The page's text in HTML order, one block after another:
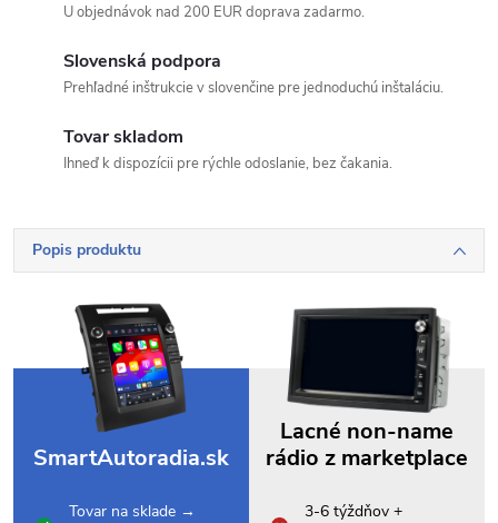
U objednávok nad 200 EUR doprava zadarmo.
Slovenská podpora
Prehľadné inštrukcie v slovenčine pre jednoduchú inštaláciu.
Tovar skladom
Ihneď k dispozícii pre rýchle odoslanie, bez čakania.
Popis produktu
SmartAutoradia.sk
Lacné non-name
rádio z marketplace
Tovar na sklade →
3-6 týždňov +